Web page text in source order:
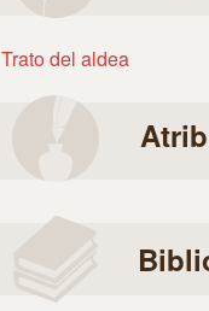
Trato del aldea